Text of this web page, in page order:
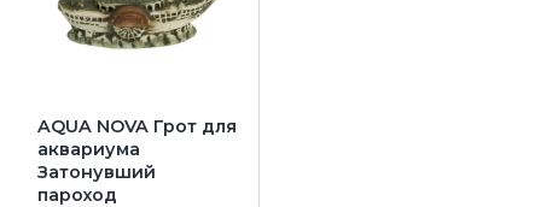
AQUA NOVA Грот для
аквариума
Затонувший
пароход